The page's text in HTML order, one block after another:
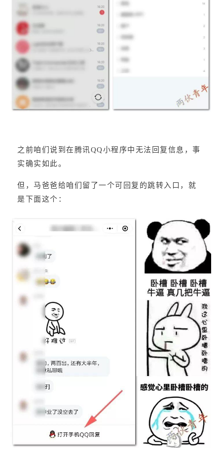
之前咱们说到在腾讯QQ小程序中无法回复信息，事
实确实如此。
但，马爸爸给咱们留了一个可回复的跳转入口，就
是下面这个：